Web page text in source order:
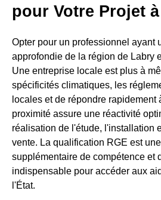
pour Votre Projet
Opter pour un professionnel ayant
approfondie de la région de Labry
Une entreprise locale est plus à
spécificités climatiques, les
locales et de répondre rapidement
proximité assure une réactivité
réalisation de l'étude, l'installation
vente. La qualification RGE est
supplémentaire de compétence et
indispensable pour accéder aux
l'État.